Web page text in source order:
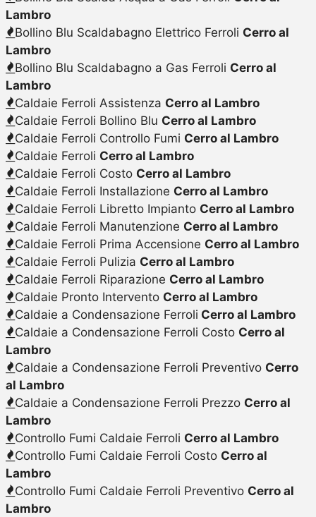
Lambro
Bollino Blu Scaldabagno Elettrico Ferroli Cerro al
Lambro
Bollino Blu Scaldabagno a Gas Ferroli Cerro al
Lambro
Caldaie Ferroli Assistenza Cerro al Lambro
Caldaie Ferroli Bollino Blu Cerro al Lambro
Caldaie Ferroli Controllo Fumi Cerro al Lambro
Caldaie Ferroli Cerro al Lambro
Caldaie Ferroli Costo Cerro al Lambro
Caldaie Ferroli Installazione Cerro al Lambro
Caldaie Ferroli Libretto Impianto Cerro al Lambro
Caldaie Ferroli Manutenzione Cerro al Lambro
Caldaie Ferroli Prima Accensione Cerro al Lambro
Caldaie Ferroli Pulizia Cerro al Lambro
Caldaie Ferroli Riparazione Cerro al Lambro
Caldaie Pronto Intervento Cerro al Lambro
Caldaie a Condensazione Ferroli Cerro al Lambro
Caldaie a Condensazione Ferroli Costo Cerro al
Lambro
Caldaie a Condensazione Ferroli Preventivo Cerro
al Lambro
Caldaie a Condensazione Ferroli Prezzo Cerro al
Lambro
Controllo Fumi Caldaie Ferroli Cerro al Lambro
Controllo Fumi Caldaie Ferroli Costo Cerro al
Lambro
Controllo Fumi Caldaie Ferroli Preventivo Cerro al
Lambro